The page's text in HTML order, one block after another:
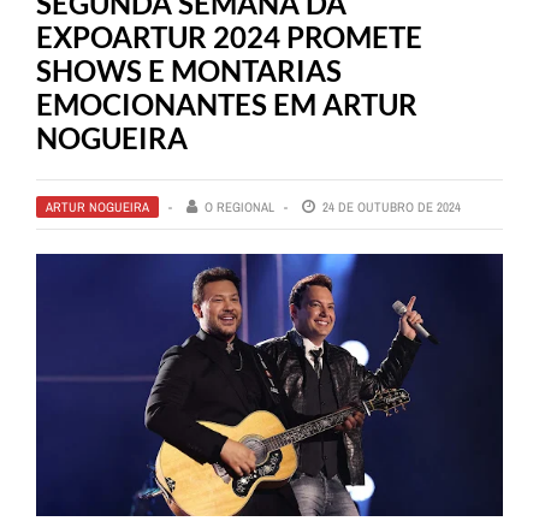
EXPOARTUR 2024 PROMETE
SHOWS E MONTARIAS
EMOCIONANTES EM ARTUR
NOGUEIRA
ARTUR NOGUEIRA O REGIONAL 24 DE OUTUBRO DE 2024